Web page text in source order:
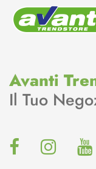
Avanti
Il Tuo